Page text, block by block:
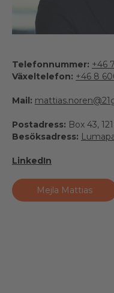
Telefonnummer: +46
Växeltelefon: +46 8
Mail:
Postadress: Box 43,
Besöksadress:
LinkedIn
Mejla Mattias